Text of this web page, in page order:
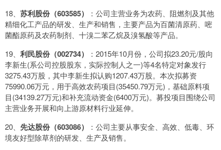
18、 苏利股份（603585）
：公司主营业务为农药、阻燃剂及其他
精细化工产品的研发、生产和销售，主要产品为百菌清原药、嘧
菌酯原药及农药制剂、十溴二苯乙烷及溴氢酸等产品。
19、 利民股份（002734）
：2015年10月份，公司拟23.20元/股向
李新生(系公司控股股东，实际控制人之一)等4名特定对象发行
3275.43万股，其中李新生拟认购1207.43万股。本次拟募资
75990.06万元，用于高效农药项目(35450.79万元)，基础原料项
目(34139.27万元)和补充流动资金(6400万元)。募投项目围绕公司
主营业务开展和向上游原材料行业延伸。
20、 先达股份（603086）
：公司主要从事安全、高效、低毒、环
境友好型除草剂的研发、生产及销售。